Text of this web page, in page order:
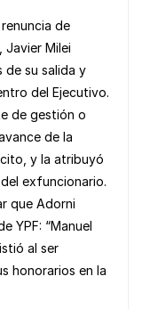
de
Javier Milei
de su salida y
del Ejecutivo.
de gestión o
de la
y la atribuyó
exfuncionario.
que Adorni
YPF: “Manuel
al ser
honorarios en la